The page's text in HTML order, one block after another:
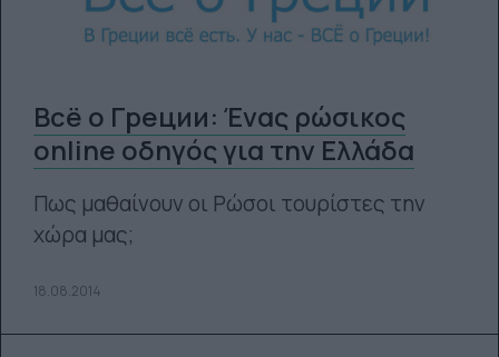
Всё о Греции: Ένας ρώσικος
οnline οδηγός για την Ελλάδα
Πως μαθαίνουν οι Ρώσοι τουρίστες την
χώρα μας;
18.08.2014